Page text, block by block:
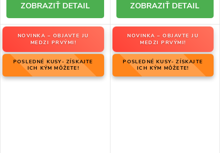
DETAIL DETAIL
NOVINKA – OBJAVTE JU
MEDZI PRVÝMI!
POSLEDNÉ KUSY- ZÍSKAJTE
ICH KÝM MÔŽETE!
NOVINKA – OBJAVTE JU
MEDZI PRVÝMI!
POSLEDNÉ KUSY- ZÍSKAJTE
ICH KÝM MÔŽETE!